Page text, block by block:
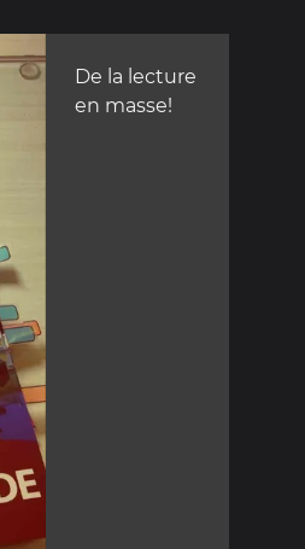
De la lecture
en masse!